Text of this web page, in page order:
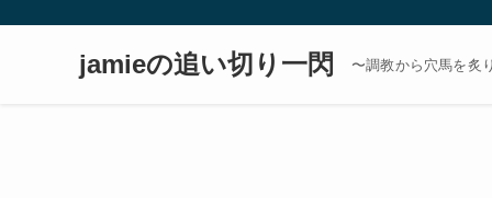
jamieの追い切り一閃 〜調教から穴馬を炙